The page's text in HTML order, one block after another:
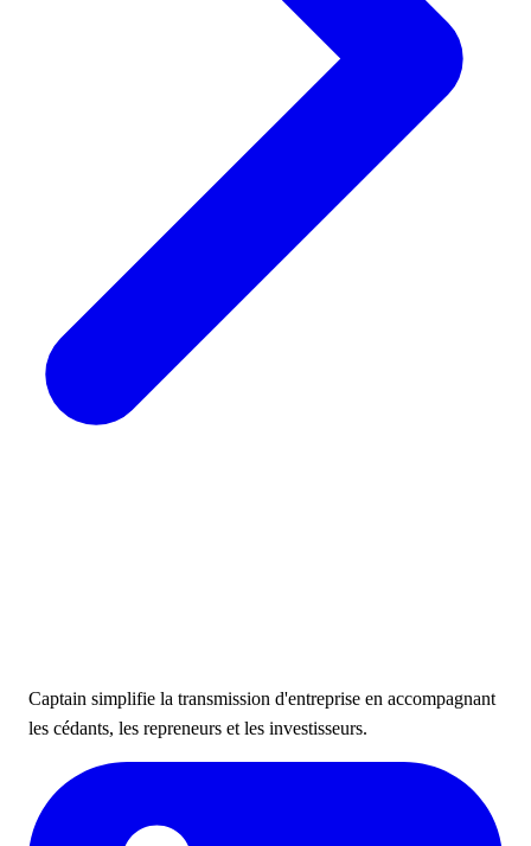
Captain simplifie la transmission d'entreprise en accompagnant
les cédants, les repreneurs et les investisseurs.